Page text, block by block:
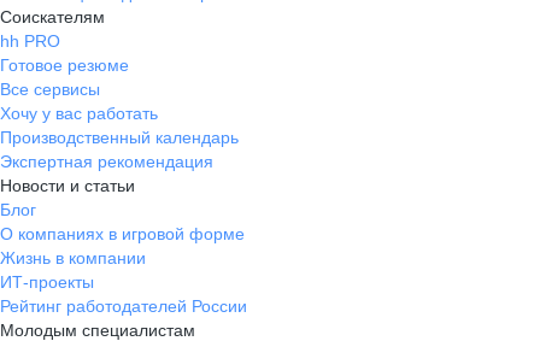
Соискателям
hh PRO
Готовое резюме
Все сервисы
Хочу у вас работать
Производственный календарь
Экспертная рекомендация
Новости и статьи
Блог
О компаниях в игровой форме
Жизнь в компании
ИТ-проекты
Рейтинг работодателей России
Молодым специалистам